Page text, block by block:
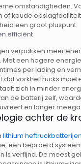
omstandigheden.
of koude
een groot pluspunt.
efficiënt
verpakken meer
Met een hogere
per lading en
dat vorkheftrucks
zich in minder
de batterij zelf,
en langer
achter de
lithium heftruckbatterijen
een beproefd
is verfijnd. De meest